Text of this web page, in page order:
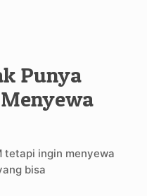
Punya
tetapi ingin menyewa
bisa